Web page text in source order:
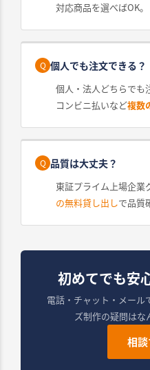
対応商品を選べばOK。
Q 個人でも注文できる？
個人・法人どちらでも
コンビニ払いなど複数
Q 品質は大丈夫？
東証プライム上場企業
の無料貸し出しで品質
初めてでも安
電話・チャット・メール
ズ制作の疑問はな
相